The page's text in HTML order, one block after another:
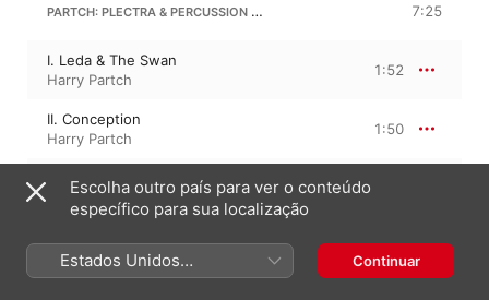
PARTCH: PLECTRA & PERCUSSION DANCES, PT. 1A "CASTOR" 7:25
I. Leda & The Swan
Harry Partch
1:52
II. Conception
Harry Partch
1:50
III. Incubation
Harry Partch
the Egg
Harry Partch
1:50
Escolha outro país para ver o conteúdo
específico para sua localização
Estados Unidos
(Português Brasil)
Continuar